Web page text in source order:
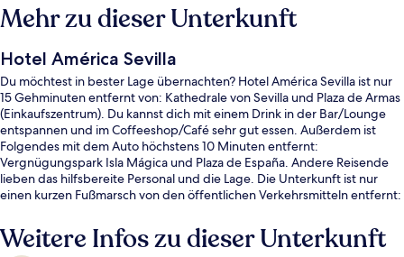
Mehr zu dieser Unterkunft
Hotel América Sevilla
Du möchtest in bester Lage übernachten? Hotel América Sevilla ist nur
15 Gehminuten entfernt von: Kathedrale von Sevilla und Plaza de Armas
(Einkaufszentrum). Du kannst dich mit einem Drink in der Bar/Lounge
entspannen und im Coffeeshop/Café sehr gut essen. Außerdem ist
Folgendes mit dem Auto höchstens 10 Minuten entfernt:
Vergnügungspark Isla Mágica und Plaza de España. Andere Reisende
lieben das hilfsbereite Personal und die Lage. Die Unterkunft ist nur
einen kurzen Fußmarsch von den öffentlichen Verkehrsmitteln entfernt:
bzw. 13 Minuten (Straßenbahnhaltestelle Archivo de Indias).
Weitere Infos zu dieser Unterkunft